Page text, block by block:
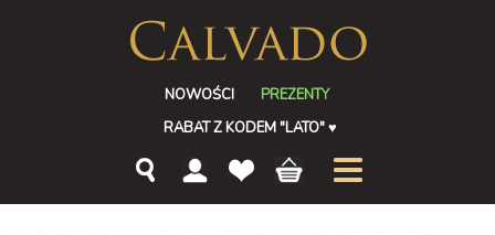
NOWOŚCI
PREZENTY
RABAT Z KODEM "LATO"♥